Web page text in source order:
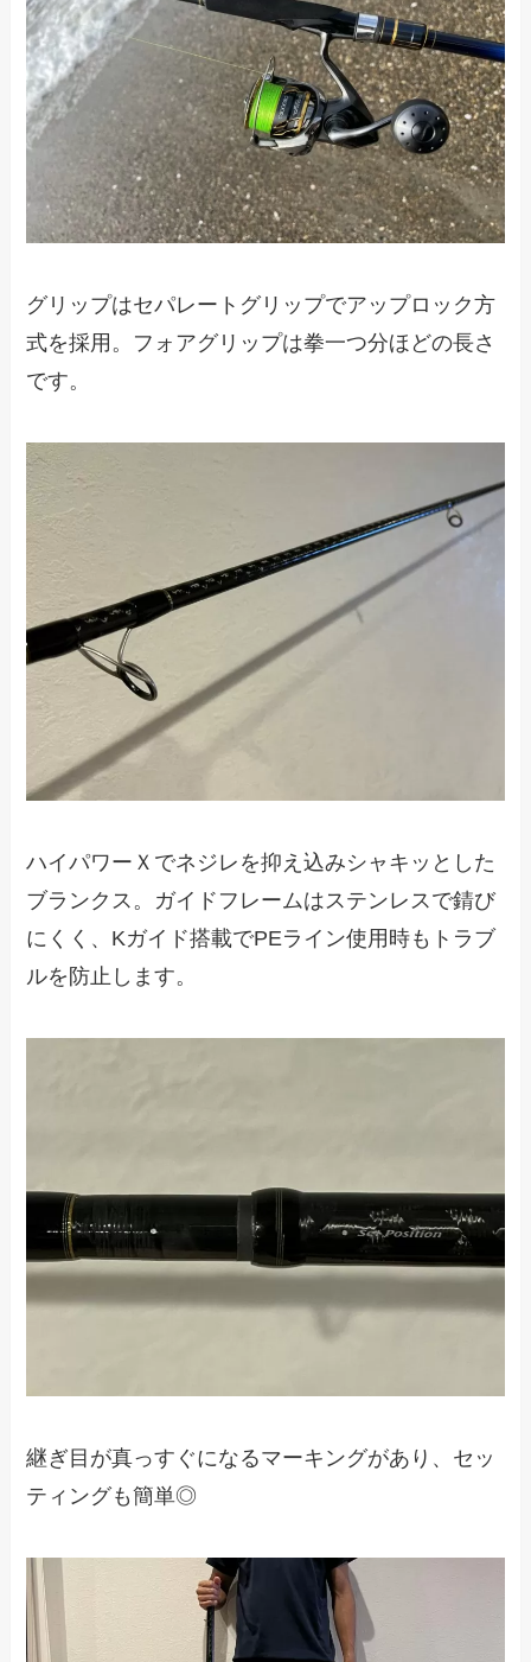
グリップはセパレートグリップでアップロック方
式を採用。フォアグリップは拳一つ分ほどの長さ
です。
ハイパワーＸでネジレを抑え込みシャキッとした
ブランクス。ガイドフレームはステンレスで錆び
にくく、Kガイド搭載でPEライン使用時もトラブ
ルを防止します。
継ぎ目が真っすぐになるマーキングがあり、セッ
ティングも簡単◎